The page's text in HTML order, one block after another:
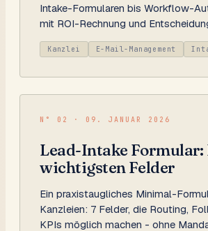
Intake-Formularen bis Workflow-
mit ROI-Rechnung und
Kanzlei E-Mail-Management
N° 02 · 09. JANUAR 2026
Lead-Intake Formular:
wichtigsten Felder
Ein praxistaugliches Minimal-
Kanzleien: 7 Felder, die Routing,
KPIs möglich machen - ohne